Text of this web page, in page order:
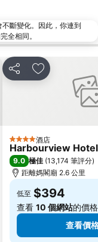
場
coach station
Ocean Tourist Resort
Metro Station
Waterfalls
sen University
Youth Dance Festival
Station
斷變化。因此，你連到
全相同。
分享 放到收藏夾
4 星級 酒店
Harbourview
9.0 極佳 (13,174 筆評分)
距離媽閣廟 2.6 公里
低至 $394
查看 10 個網站的價格
查看價